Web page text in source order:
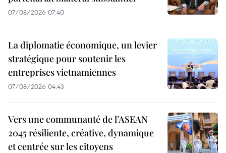
07/08/2026 07:40
La diplomatie économique, un levier
stratégique pour soutenir les
entreprises vietnamiennes
07/08/2026 04:43
Vers une communauté de l’ASEAN
2045 résiliente, créative, dynamique
et centrée sur les citoyens